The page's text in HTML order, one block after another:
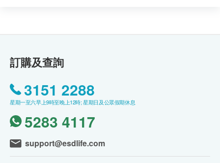
訂購及查詢
3151 2288
星期一至六早上9時至晚上12時; 星期日及公眾假期休息
5283 4117
support@esdlife.com